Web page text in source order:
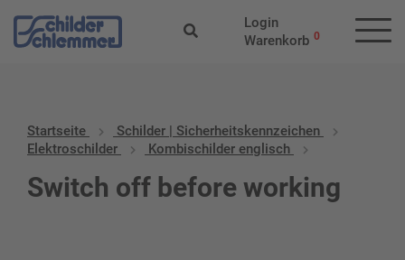
Login
Warenkorb 0
Startseite
Schilder | Sicherheitskennzeichen
Elektroschilder
Kombischilder englisch
Switch off before working